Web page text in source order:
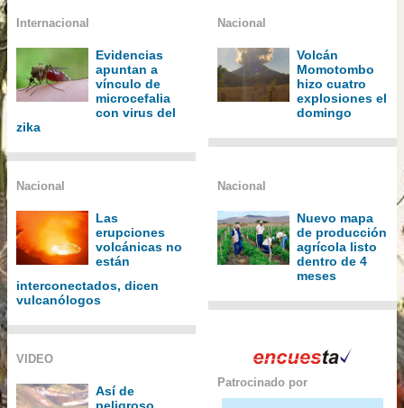
Internacional
Evidencias
apuntan a
vínculo de
microcefalia
con virus del
zika
Nacional
Volcán
Momotombo
hizo cuatro
explosiones el
domingo
Nacional
Las
erupciones
volcánicas no
están
interconectados, dicen
vulcanólogos
Nacional
Nuevo mapa
de producción
agrícola listo
dentro de 4
meses
VIDEO
Así de
Patrocinado por